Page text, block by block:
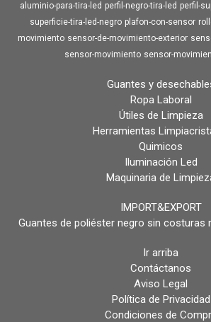
aluminio-para-tira-led perfil-negro-tira-led perfil-
superficie-tira-led-negro plafon-con-sensor
movimiento sensor-de-movimiento-exterior
sensor-movimiento sensor-
Guantes y
Ropa Laboral
Útiles de Limpieza
Herramientas
Quimicos
Iluminación Led
Maquinaria de
IMPORT&EXPORT
Guantes de poliéster negro sin costuras
Ir arriba
Contáctanos
Aviso Legal
Política de Privacidad
Condiciones de